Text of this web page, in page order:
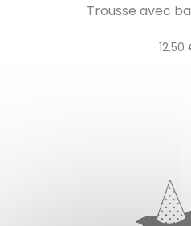
Trousse avec
12,50